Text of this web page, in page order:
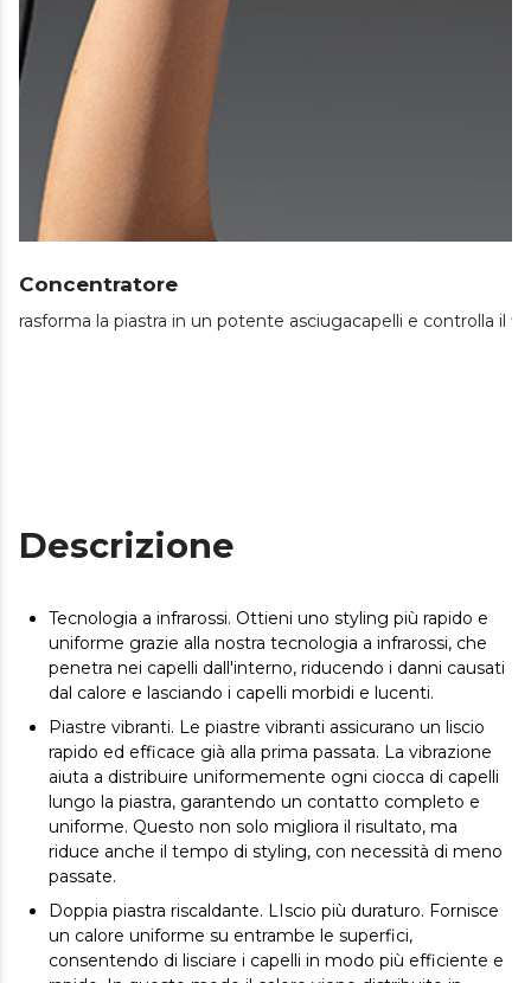
Concentratore
rasforma la piastra in un potente asciugacapelli e controlla il
Descrizione
Tecnologia a infrarossi. Ottieni uno styling più rapido e
uniforme grazie alla nostra tecnologia a infrarossi, che
penetra nei capelli dall'interno, riducendo i danni causati
dal calore e lasciando i capelli morbidi e lucenti.
Piastre vibranti. Le piastre vibranti assicurano un liscio
rapido ed efficace già alla prima passata. La vibrazione
aiuta a distribuire uniformemente ogni ciocca di capelli
lungo la piastra, garantendo un contatto completo e
uniforme. Questo non solo migliora il risultato, ma
riduce anche il tempo di styling, con necessità di meno
passate.
Doppia piastra riscaldante. LIscio più duraturo. Fornisce
un calore uniforme su entrambe le superfici,
consentendo di lisciare i capelli in modo più efficiente e